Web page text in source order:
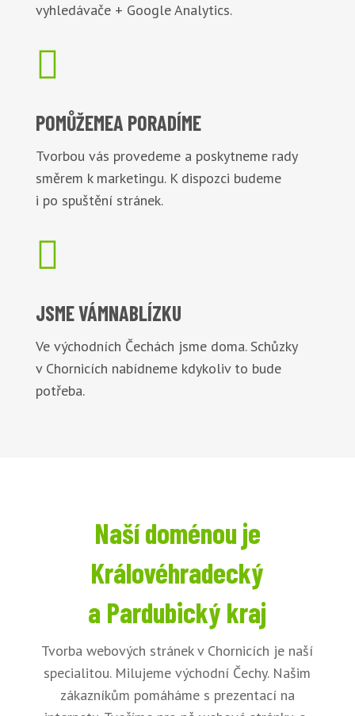
vyhledávače + Google Analytics.

POMŮŽEMEA PORADÍME
Tvorbou vás provedeme a poskytneme rady
směrem k marketingu. K dispozci budeme
i po spuštění stránek.

JSME VÁMNABLÍZKU
Ve východních Čechách jsme doma. Schůzky
v Chornicích nabídneme kdykoliv to bude
potřeba.
Naší doménou je
Královéhradecký
a Pardubický kraj
Tvorba webových stránek v Chornicích je naší
specialitou. Milujeme východní Čechy. Našim
zákazníkům pomáháme s prezentací na